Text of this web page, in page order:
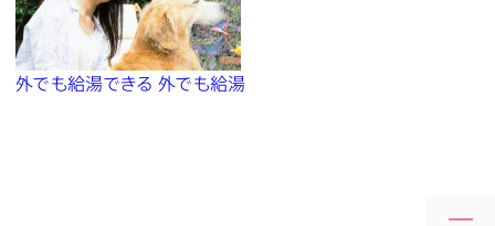
外でも給湯できる 外でも給湯